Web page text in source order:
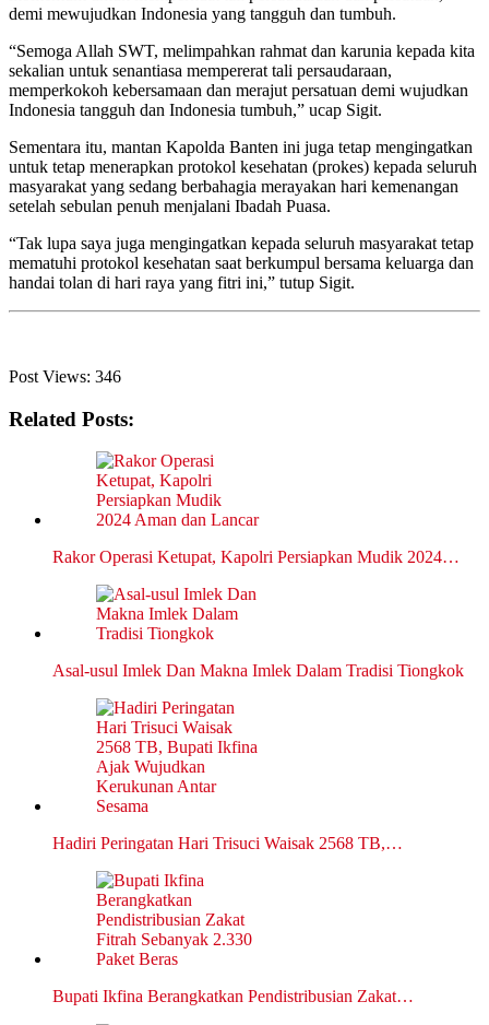
demi mewujudkan Indonesia yang tangguh dan tumbuh.
“Semoga Allah SWT, melimpahkan rahmat dan karunia kepada kita
sekalian untuk senantiasa mempererat tali persaudaraan,
memperkokoh kebersamaan dan merajut persatuan demi wujudkan
Indonesia tangguh dan Indonesia tumbuh,” ucap Sigit.
Sementara itu, mantan Kapolda Banten ini juga tetap mengingatkan
untuk tetap menerapkan protokol kesehatan (prokes) kepada seluruh
masyarakat yang sedang berbahagia merayakan hari kemenangan
setelah sebulan penuh menjalani Ibadah Puasa.
“Tak lupa saya juga mengingatkan kepada seluruh masyarakat tetap
mematuhi protokol kesehatan saat berkumpul bersama keluarga dan
handai tolan di hari raya yang fitri ini,” tutup Sigit.
Post Views: 346
Related Posts:
Rakor Operasi Ketupat, Kapolri Persiapkan Mudik 2024…
Asal-usul Imlek Dan Makna Imlek Dalam Tradisi Tiongkok
Hadiri Peringatan Hari Trisuci Waisak 2568 TB,…
Bupati Ikfina Berangkatkan Pendistribusian Zakat…